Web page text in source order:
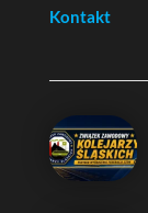
Kontakt